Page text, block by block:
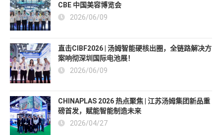
CBE 中国美容博览会
2026/06/09
直击CIBF2026 | 汤姆智能硬核出圈，全链路解决方
案响彻深圳国际电池展！
2026/06/09
CHINAPLAS 2026 热点聚焦 | 江苏汤姆集团新品重
磅首发，赋能智能制造未来
2026/04/27